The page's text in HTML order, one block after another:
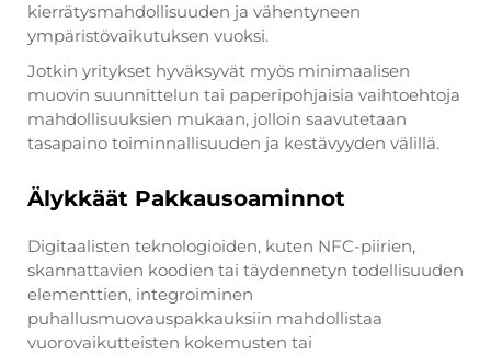
kierrätysmahdollisuuden ja vähentyneen
ympäristövaikutuksen vuoksi.
Jotkin yritykset hyväksyvät myös minimaalisen
muovin suunnittelun tai paperipohjaisia vaihtoehtoja
mahdollisuuksien mukaan, jolloin saavutetaan
tasapaino toiminnallisuuden ja kestävyyden välillä.
Älykkäät Pakkausoaminnot
Digitaalisten teknologioiden, kuten NFC-piirien,
skannattavien koodien tai täydennetyn todellisuuden
elementtien, integroiminen
puhallusmuovauspakkauksiin mahdollistaa
vuorovaikutteisten kokemusten tai